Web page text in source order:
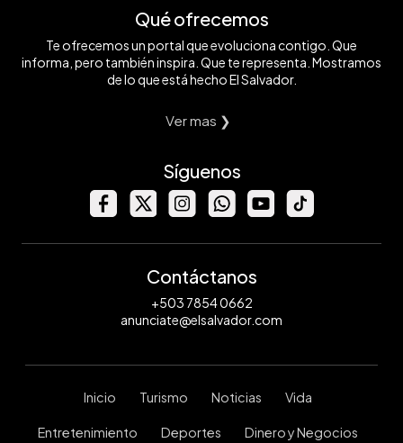
Qué ofrecemos
Te ofrecemos un portal que evoluciona contigo. Que
informa, pero también inspira. Que te representa. Mostramos
de lo que está hecho El Salvador.
Ver mas ❯
Síguenos
Contáctanos
+503 7854 0662
anunciate@elsalvador.com
Inicio Turismo Noticias Vida
Entretenimiento Deportes Dinero y Negocios